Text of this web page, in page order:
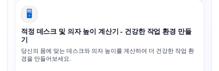
🖥️
적정 데스크 및 의자 높이 계산기 - 건강한 작업 환경 만들
기
당신의 몸에 맞는 데스크와 의자 높이를 계산하여 더 건강한 작업 환
경을 만들어보세요.